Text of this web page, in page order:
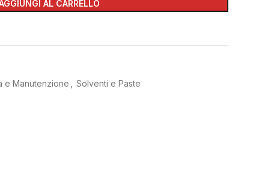
AL CARRELLO
e Manutenzione
Solventi e Paste